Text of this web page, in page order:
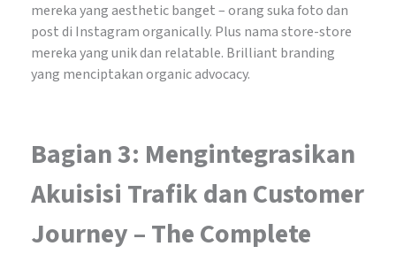
mereka yang aesthetic banget – orang suka foto dan
post di Instagram organically. Plus nama store-store
mereka yang unik dan relatable. Brilliant branding
yang menciptakan organic advocacy.
Bagian 3: Mengintegrasikan
Akuisisi Trafik dan Customer
Journey – The Complete